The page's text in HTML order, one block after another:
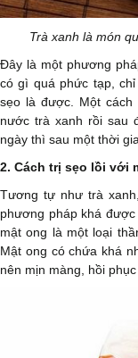
Trà xanh là món
Đây là một phương
có gì quá phức tạp,
sẹo là được. Một cách
nước trà xanh rồi sau
ngày thì sau một thời
2. Cách trị sẹo lồi với
Tương tự như trà xanh,
phương pháp khá
mật ong là một loại
Mật ong có chứa khá
nên mịn màng, hồi